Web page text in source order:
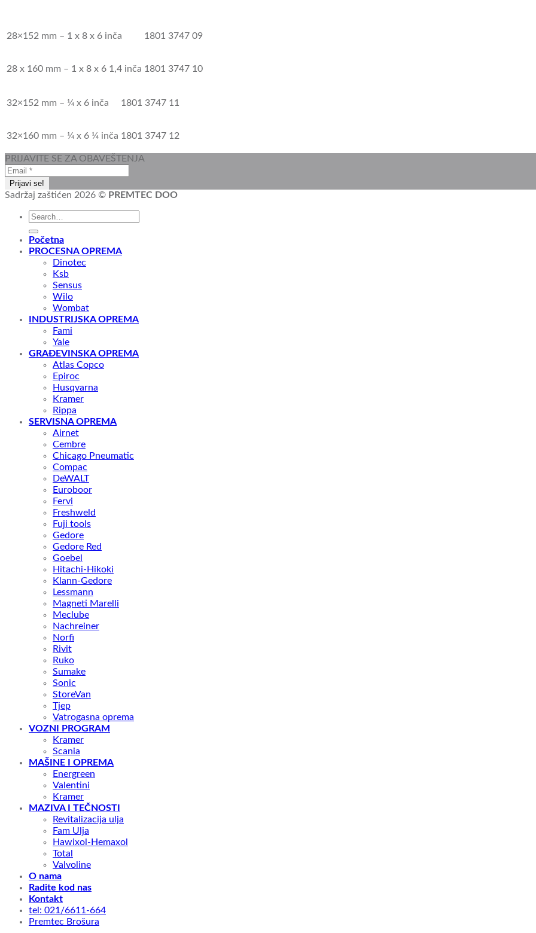
28×152 mm – 1 x 8 x 6 inča 1801 3747 09
28 x 160 mm – 1 x 8 x 6 1,4 inča 1801 3747 10
32×152 mm – 1⁄4 x 6 inča 1801 3747 11
32×160 mm – 1⁄4 x 6 1⁄4 inča 1801 3747 12
PRIJAVITE SE ZA OBAVEŠTENJA
Sadržaj zaštićen 2026 © PREMTEC DOO
Početna
PROCESNA OPREMA
Dinotec
Ksb
Sensus
Wilo
Wombat
INDUSTRIJSKA OPREMA
Fami
Yale
GRAĐEVINSKA OPREMA
Atlas Copco
Epiroc
Husqvarna
Kramer
Rippa
SERVISNA OPREMA
Airnet
Cembre
Chicago Pneumatic
Compac
DeWALT
Euroboor
Fervi
Freshweld
Fuji tools
Gedore
Gedore Red
Goebel
Hitachi-Hikoki
Klann-Gedore
Lessmann
Magneti Marelli
Meclube
Nachreiner
Norfi
Rivit
Ruko
Sumake
Sonic
StoreVan
Tjep
Vatrogasna oprema
VOZNI PROGRAM
Kramer
Scania
MAŠINE I OPREMA
Energreen
Valentini
Kramer
MAZIVA I TEČNOSTI
Revitalizacija ulja
Fam Ulja
Hawixol-Hemaxol
Total
Valvoline
O nama
Radite kod nas
Kontakt
tel: 021/6611-664
Premtec Brošura